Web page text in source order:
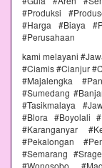
#Produksi
#Harga #Biaya
#Perusahaan
kami melayani
#Ciamis #Cianjur
#Majalengka
#Sumedang
#Tasikmalaya
#Blora #Boyolali
#Karanganyar
#Pekalongan
#Semarang
#Wonosobo